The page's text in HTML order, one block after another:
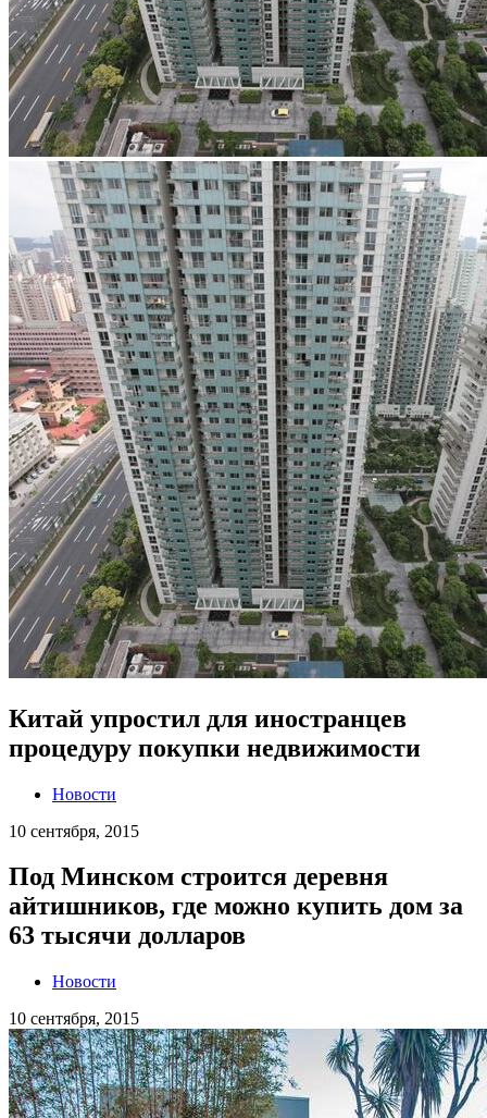
Китай упростил для иностранцев
процедуру покупки недвижимости
Новости
10 сентября, 2015
Под Минском строится деревня
айтишников, где можно купить дом за
63 тысячи долларов
Новости
10 сентября, 2015